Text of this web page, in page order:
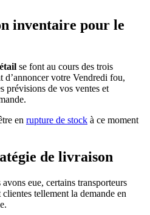
inventaire pour le
se font au cours des trois
d’annoncer votre Vendredi fou,
prévisions de vos ventes et
en rupture de stock à ce moment
de livraison
eue, certains transporteurs
tellement la demande en